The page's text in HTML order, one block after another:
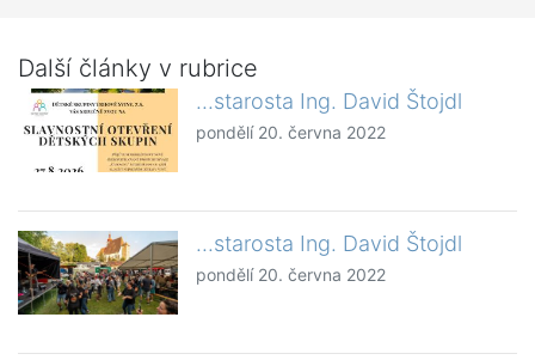
Další články v rubrice
...starosta Ing. David Štojdl
pondělí 20. června 2022
...starosta Ing. David Štojdl
pondělí 20. června 2022